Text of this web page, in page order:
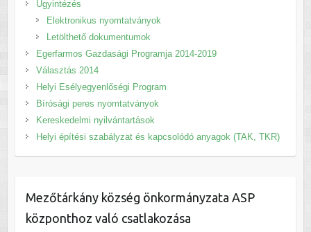
Ügyintézés
Elektronikus nyomtatványok
Letölthető dokumentumok
Egerfarmos Gazdasági Programja 2014-2019
Választás 2014
Helyi Esélyegyenlőségi Program
Bírósági peres nyomtatványok
Kereskedelmi nyilvántartások
Helyi építési szabályzat és kapcsolódó anyagok (TAK, TKR)
Mezőtárkány község önkormányzata ASP
központhoz való csatlakozása